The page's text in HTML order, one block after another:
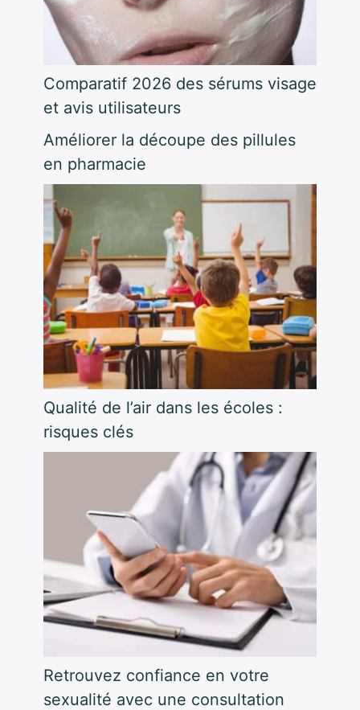
Comparatif 2026 des sérums visage
et avis utilisateurs
Améliorer la découpe des pillules
en pharmacie
Qualité de l’air dans les écoles :
risques clés
Retrouvez confiance en votre
sexualité avec une consultation